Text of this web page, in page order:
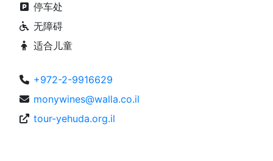
停车处
无障碍
适合儿童
+972-2-9916629
monywines@walla.co.il
tour-yehuda.org.il